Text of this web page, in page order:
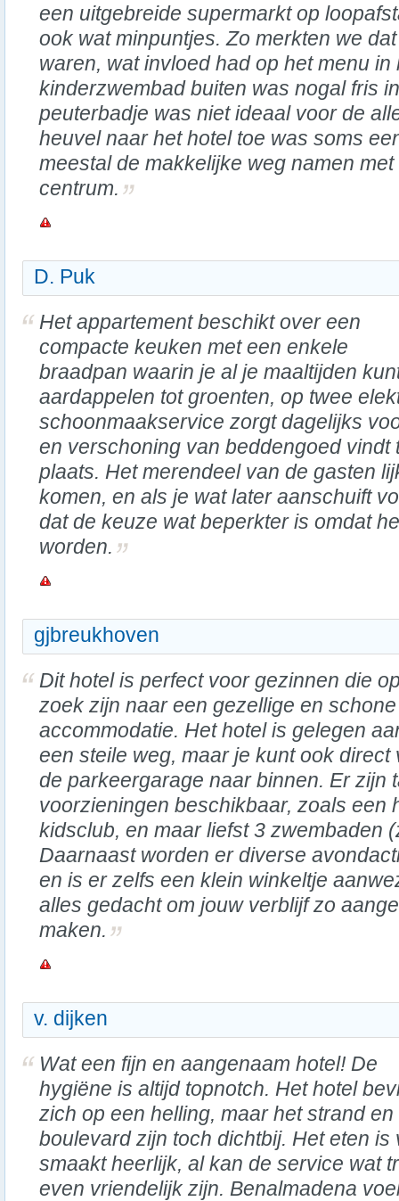
een uitgebreide supermarkt op
ook wat minpuntjes. Zo merkten we
waren, wat invloed had op het menu
kinderzwembad buiten was nogal fris
peuterbadje was niet ideaal voor de
heuvel naar het hotel toe was soms
meestal de makkelijke weg namen
centrum.
D. Puk
Het appartement beschikt over een
compacte keuken met een enkele
braadpan waarin je al je maaltijden
aardappelen tot groenten, op twee
schoonmaakservice zorgt dagelijks
en verschoning van beddengoed vindt
plaats. Het merendeel van de gasten
komen, en als je wat later aanschuift
dat de keuze wat beperkter is omdat
worden.
gjbreukhoven
Dit hotel is perfect voor gezinnen die
zoek zijn naar een gezellige en schone
accommodatie. Het hotel is gelegen
een steile weg, maar je kunt ook direct
de parkeergarage naar binnen. Er zijn
voorzieningen beschikbaar, zoals een
kidsclub, en maar liefst 3 zwembaden
Daarnaast worden er diverse
en is er zelfs een klein winkeltje
alles gedacht om jouw verblijf zo
maken.
v. dijken
Wat een fijn en aangenaam hotel! De
hygiëne is altijd topnotch. Het hotel
zich op een helling, maar het strand en
boulevard zijn toch dichtbij. Het eten
smaakt heerlijk, al kan de service wat
even vriendelijk zijn. Benalmadena